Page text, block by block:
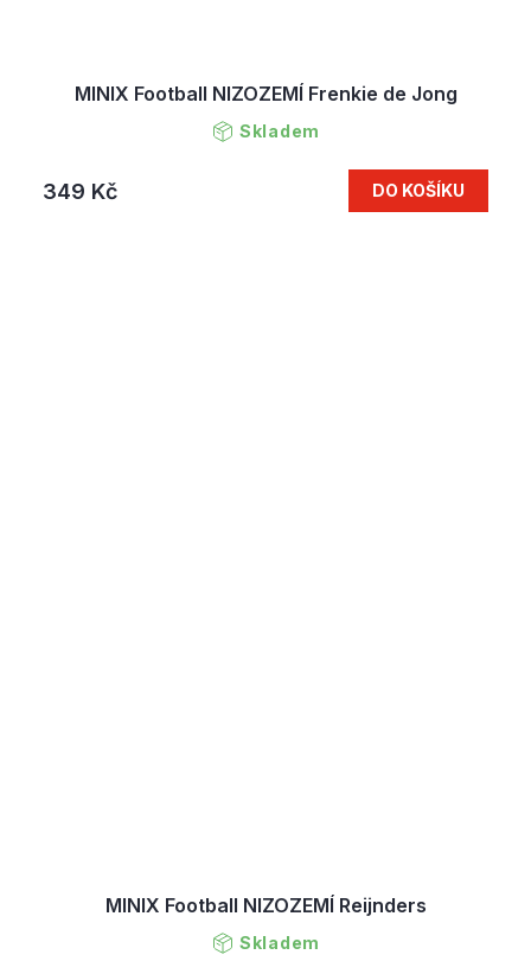
MINIX Football NIZOZEMÍ Frenkie de Jong
Skladem
349 Kč DO KOŠÍKU
MINIX Football NIZOZEMÍ Reijnders
Skladem